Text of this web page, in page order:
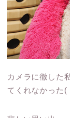
カメラに徹した
てくれなかった(